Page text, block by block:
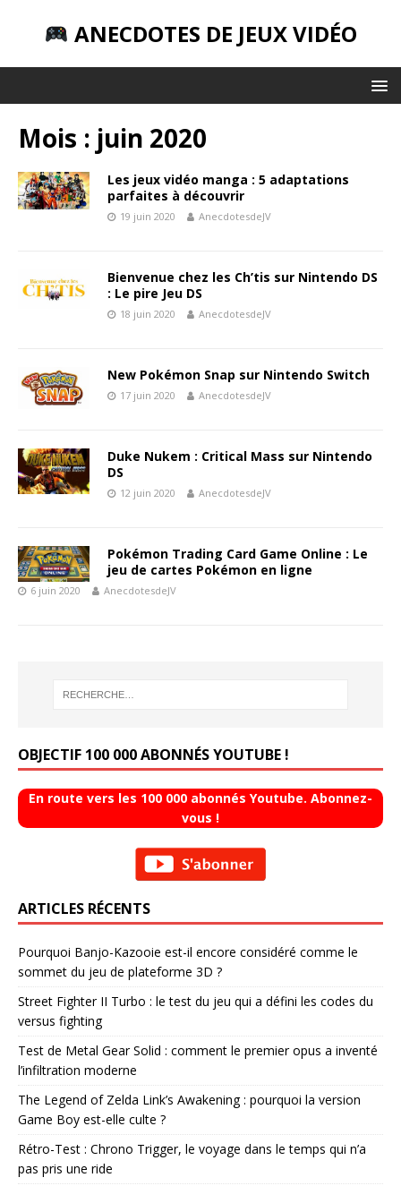
ANECDOTES DE JEUX VIDÉO
Mois : juin 2020
Les jeux vidéo manga : 5 adaptations
parfaites à découvrir
19 juin 2020 AnecdotesdeJV
Bienvenue chez les Ch’tis sur Nintendo DS
: Le pire Jeu DS
18 juin 2020 AnecdotesdeJV
New Pokémon Snap sur Nintendo Switch
17 juin 2020 AnecdotesdeJV
Duke Nukem : Critical Mass sur Nintendo
DS
12 juin 2020 AnecdotesdeJV
Pokémon Trading Card Game Online : Le
jeu de cartes Pokémon en ligne
6 juin 2020 AnecdotesdeJV
OBJECTIF 100 000 ABONNÉS YOUTUBE !
En route vers les 100 000 abonnés Youtube. Abonnez-
vous !
ARTICLES RÉCENTS
Pourquoi Banjo-Kazooie est-il encore considéré comme le
sommet du jeu de plateforme 3D ?
Street Fighter II Turbo : le test du jeu qui a défini les codes du
versus fighting
Test de Metal Gear Solid : comment le premier opus a inventé
l’infiltration moderne
The Legend of Zelda Link’s Awakening : pourquoi la version
Game Boy est-elle culte ?
Rétro-Test : Chrono Trigger, le voyage dans le temps qui n’a
pas pris une ride